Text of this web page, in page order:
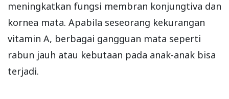
meningkatkan fungsi membran konjungtiva dan
kornea mata. Apabila seseorang kekurangan
vitamin A, berbagai gangguan mata seperti
rabun jauh atau kebutaan pada anak-anak bisa
terjadi.